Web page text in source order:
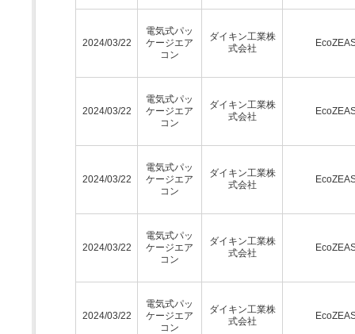
2024/03/22
電気式パッ
ケージエア
コン
ダイキン工業株
式会社
2024/03/22
電気式パッ
ケージエア
コン
ダイキン工業株
式会社
2024/03/22
電気式パッ
ケージエア
コン
ダイキン工業株
式会社
2024/03/22
電気式パッ
ケージエア
コン
ダイキン工業株
式会社
2024/03/22
電気式パッ
ケージエア
コン
ダイキン工業株
式会社